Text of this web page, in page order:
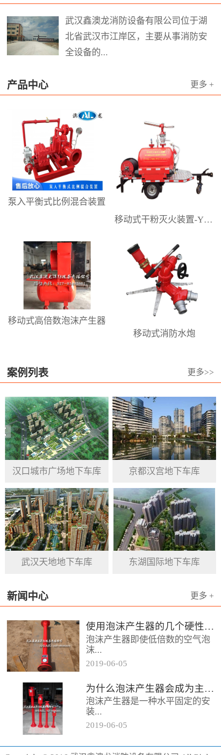
武汉鑫澳龙消防设备有限公司位于湖
北省武汉市江岸区，主要从事消防安
全设备的...
专业的泡沫灭火系统设计解决方案、
高性能的泡沫灭火设备，以及较为完
善的售后技术和设备应用维护服务。
为工业企业供应配套消防产品。是国
内具有影响力的泡沫灭火设备专业制
造商之一。澳龙公司主要生产销售：
沫比例混合装置、移动式泡沫灭火装
置（泡沫手推车）、移动式泡沫炮、
消防水炮、消防泡沫炮、泡沫-水两用
炮、移动式泡沫自摆炮、电动遥控
炮、隧道泡沫消火栓箱、室内外消防
栓、消防炮塔、泡沫降落槽，中、低
倍泡沫枪、泡沫喷头，高、中、低倍
数泡沫发生器、高.中.低倍数消防泡沫
设备和泡沫设计的高科技前沿阵地，
专业从事于居民、企业、政府机关、
公共事业单位的消防产品提供与服
务。澳龙公司坚持信用第一 、高质量
为基准， 重视品德操守、渴求变革突
破、力求绩效最优 ，服务于群众、接
受客户反馈意见，汲取市场经验，跟
业精神。将产品做到精益求精，努力
做到工匠精神，更好的为国家安防、
人民生命及财产安全建起一块坚硬的
基石。
产品中心 更多 +
泵入平衡式比例混合装置
移动式干粉灭火装置-YGFZ系列
移动式高倍数泡沫产生器
移动式消防水炮
案例列表 更多>>
汉口城市广场地下车库 京都汉宫地下车库
武汉天地地下车库 东湖国际地下车库
新闻中心 更多 +
使用泡沫产生器的几个硬性要求
泡沫产生器即使低倍数的空气泡
沫...
消防领域当中泡沫产生器起到的
作用颇大，而且它的保存也相对
容易，...
2019-06-05
为什么泡沫产生器会成为主流灭火产品呢
泡沫产生器是一种水平固定的安
装...
2019-06-05